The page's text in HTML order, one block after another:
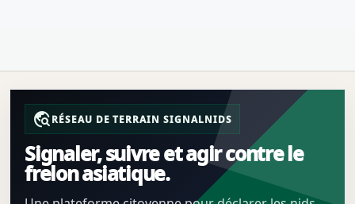
travel_exploreRÉSEAU DE TERRAIN SIGNALNIDS
Signaler, suivre et agir contre le
frelon asiatique.